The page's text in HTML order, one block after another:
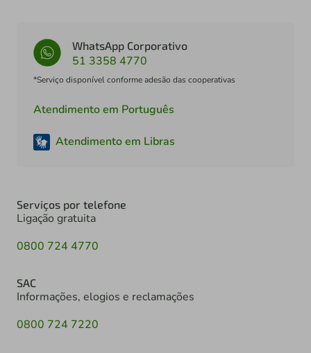
WhatsApp Corporativo
51 3358 4770
*Serviço disponível conforme adesão das cooperativas
Atendimento em Português
Atendimento em Libras
Serviços por telefone
Ligação gratuita
0800 724 4770
SAC
Informações, elogios e reclamações
0800 724 7220